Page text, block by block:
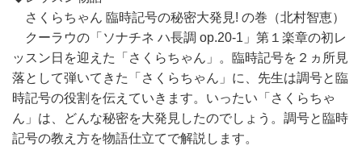
さくらちゃん 臨時記号の秘密大発見! の巻（北村智恵）
クーラウの「ソナチネ ハ長調 op.20-1」第１楽章の初レ
ッスン日を迎えた「さくらちゃん」。臨時記号を２ヵ所見
落として弾いてきた「さくらちゃん」に、先生は調号と臨
時記号の役割を伝えていきます。いったい「さくらちゃ
ん」は、どんな秘密を大発見したのでしょう。調号と臨時
記号の教え方を物語仕立てで解説します。